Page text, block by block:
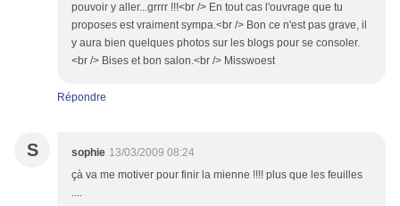
pouvoir y aller...grrrr !!!<br /> En tout cas l'ouvrage que tu
proposes est vraiment sympa.<br /> Bon ce n'est pas grave, il
y aura bien quelques photos sur les blogs pour se consoler.
<br /> Bises et bon salon.<br /> Misswoest
Répondre
S sophie 13/03/2009 08:24
çà va me motiver pour finir la mienne !!!! plus que les feuilles
....